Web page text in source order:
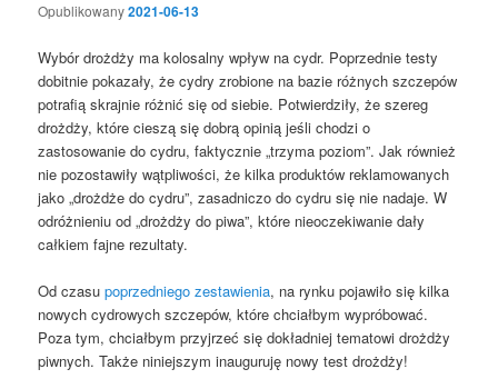
Opublikowany2021-06-13
Wybór drożdży ma kolosalny wpływ na cydr. Poprzednie testy
dobitnie pokazały, że cydry zrobione na bazie różnych szczepów
potrafią skrajnie różnić się od siebie. Potwierdziły, że szereg
drożdży, które cieszą się dobrą opinią jeśli chodzi o
zastosowanie do cydru, faktycznie „trzyma poziom”. Jak również
nie pozostawiły wątpliwości, że kilka produktów reklamowanych
jako „drożdże do cydru”, zasadniczo do cydru się nie nadaje. W
odróżnieniu od „drożdży do piwa”, które nieoczekiwanie dały
całkiem fajne rezultaty.
Od czasupoprzedniego zestawienia, na rynku pojawiło się kilka
nowych cydrowych szczepów, które chciałbym wypróbować.
Poza tym, chciałbym przyjrzeć się dokładniej tematowi drożdży
piwnych. Także niniejszym inauguruję nowy test drożdży!